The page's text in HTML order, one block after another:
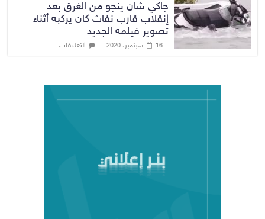
جاكي شان ينجو من الغرق بعد
إنقلاب قارب نفاث كان يركبه أثناء
تصوير فيلمه الجديد
16 سبتمبر، 2020 التعليقات